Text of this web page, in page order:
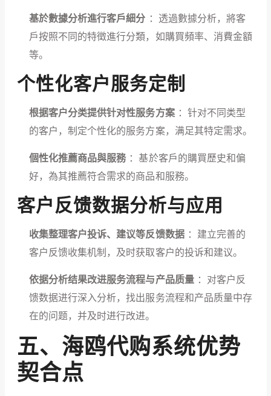
基於數據分析進行客戶細分 ：透過數據分析，將客
戶按照不同的特徵進行分類，如購買頻率、消費金額
等。
个性化客户服务定制
根据客户分类提供针对性服务方案：针对不同类型
的客户，制定个性化的服务方案，满足其特定需求。
個性化推薦商品與服務：基於客戶的購買歷史和偏
好，為其推薦符合需求的商品和服務。
客户反馈数据分析与应用
收集整理客户投诉、建议等反馈数据：建立完善的
客户反馈收集机制，及时获取客户的投诉和建议。
依据分析结果改进服务流程与产品质量：对客户反
馈数据进行深入分析，找出服务流程和产品质量中存
在的问题，并及时进行改进。
五、海鸥代购系统优势
契合点